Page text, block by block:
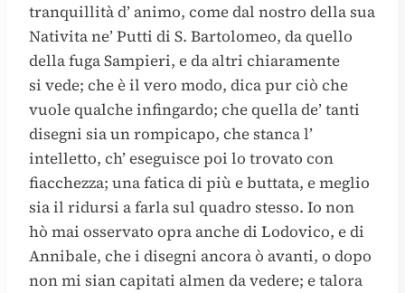
tranquillità d’ animo, come dal nostro della sua
Nativita ne’ Putti di S. Bartolomeo, da quello
della fuga Sampieri, e da altri chiaramente
si vede; che è il vero modo, dica pur ciò che
vuole qualche infingardo; che quella de’ tanti
disegni sia un rompicapo, che stanca l’
intelletto, ch’ eseguisce poi lo trovato con
fiacchezza; una fatica di più e buttata, e meglio
sia il ridursi a farla sul quadro stesso. Io non
hò mai osservato opra anche di Lodovico, e di
Annibale, che i disegni ancora ò avanti, o dopo
non mi sian capitati almen da vedere; e talora